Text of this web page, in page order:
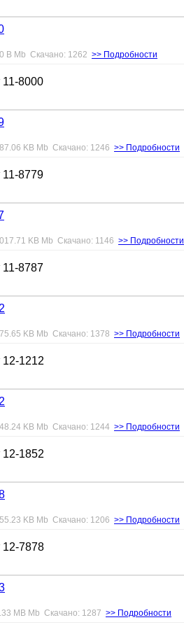
B Mb Скачано: 1262 >> Подробности
8000
KB Mb Скачано: 1246 >> Подробности
8779
KB Mb Скачано: 1146 >> Подробности
8787
KB Mb Скачано: 1378 >> Подробности
1212
KB Mb Скачано: 1244 >> Подробности
1852
KB Mb Скачано: 1206 >> Подробности
7878
MB Mb Скачано: 1287 >> Подробности